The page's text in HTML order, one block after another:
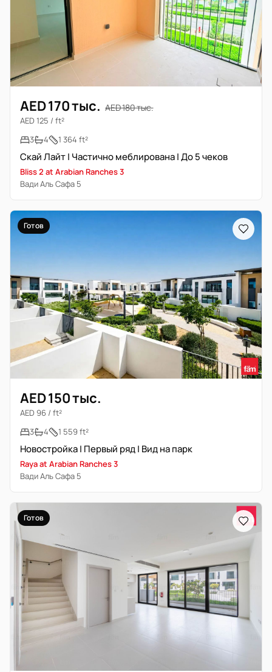
AED 170 тыс. AED 180 тыс.
AED 125 / ft²
3
4 1 364 ft²
Скай Лайт | Частично меблирована | До 5 чеков
Bliss 2 at Arabian Ranches 3
Вади Аль Сафа 5
Готов
AED 150 тыс.
AED 96 / ft²
3
4 1 559 ft²
Новостройка | Первый ряд | Вид на парк
Raya at Arabian Ranches 3
Вади Аль Сафа 5
Готов